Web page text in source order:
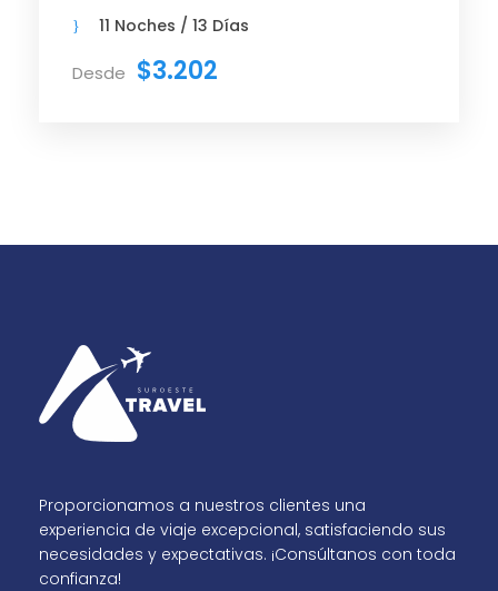
Desde $3.202
11 Noches / 13 Días
Proporcionamos a nuestros clientes una
experiencia de viaje excepcional, satisfaciendo sus
necesidades y expectativas. ¡Consúltanos con toda
confianza!